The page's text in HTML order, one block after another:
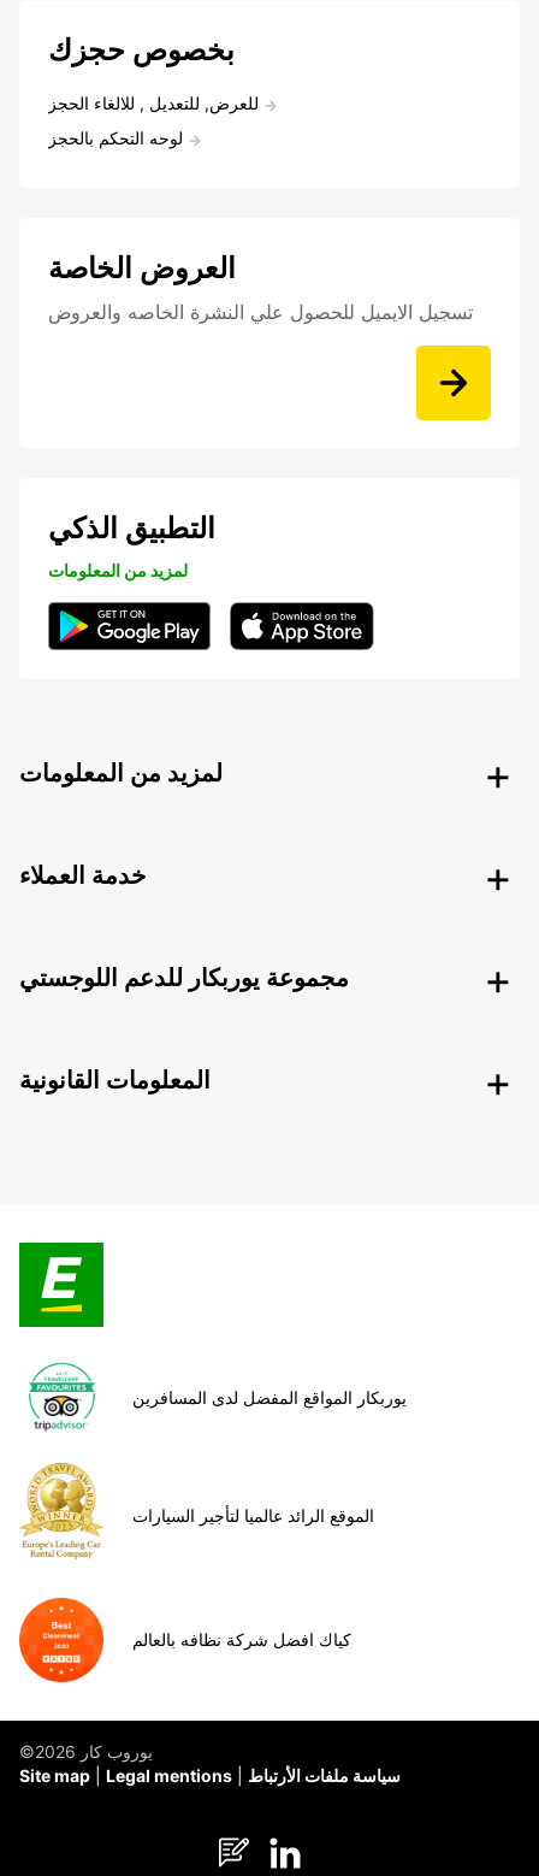
بخصوص حجزك
للعرض, للتعديل , للالغاء الحجز
لوحه التحكم بالحجز
العروض الخاصة
تسجيل الايميل للحصول علي النشرة الخاصه والعروض
التطبيق الذكي
لمزيد من المعلومات
لمزيد من المعلومات
خدمة العملاء
مجموعة يوربكار للدعم اللوجستي
المعلومات القانونية
يوربكار المواقع المفضل لدى المسافرين
الموقع الرائد عالميا لتأجير السيارات
كياك افضل شركة نظافه بالعالم
©يوروب كار 2026
Site map
Legal mentions سياسة ملفات الأرتباط